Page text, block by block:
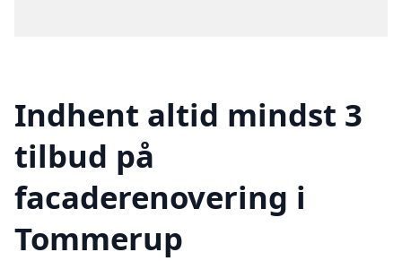
Indhent altid mindst 3
tilbud på
facaderenovering i
Tommerup